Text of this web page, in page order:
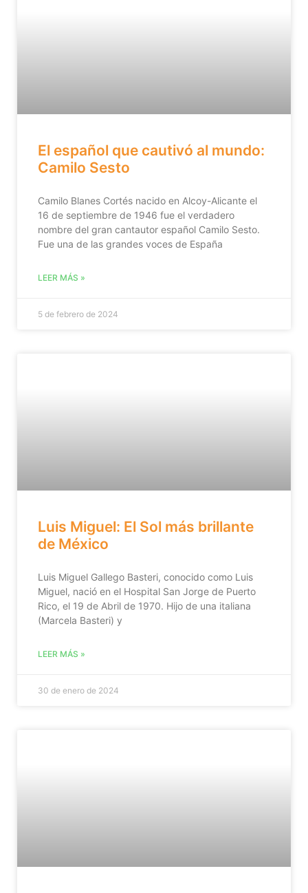
El español que cautivó al mundo:
Camilo Sesto
Camilo Blanes Cortés nacido en Alcoy-Alicante el
16 de septiembre de 1946 fue el verdadero
nombre del gran cantautor español Camilo Sesto.
Fue una de las grandes voces de España
LEER MÁS »
5 de febrero de 2024
Luis Miguel: El Sol más brillante
de México
Luis Miguel Gallego Basteri, conocido como Luis
Miguel, nació en el Hospital San Jorge de Puerto
Rico, el 19 de Abril de 1970. Hijo de una italiana
(Marcela Basteri) y
LEER MÁS »
30 de enero de 2024